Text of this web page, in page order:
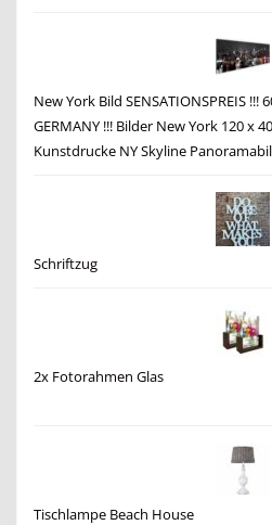
New York Bild SENSATIONSPREIS !!!
GERMANY !!! Bilder New York 120 x
Kunstdrucke NY Skyline
Schriftzug
2x Fotorahmen Glas
Tischlampe Beach House